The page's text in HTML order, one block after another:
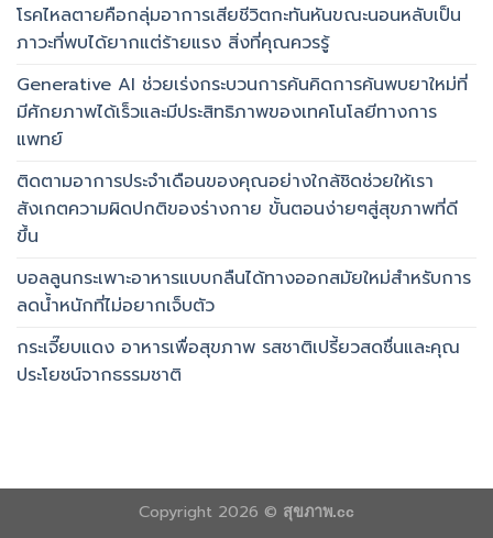
โรคไหลตายคือกลุ่มอาการเสียชีวิตกะทันหันขณะนอนหลับเป็น
ภาวะที่พบได้ยากแต่ร้ายแรง สิ่งที่คุณควรรู้
Generative AI ช่วยเร่งกระบวนการค้นคิดการค้นพบยาใหม่ที่
มีศักยภาพได้เร็วและมีประสิทธิภาพของเทคโนโลยีทางการ
แพทย์
ติดตามอาการประจำเดือนของคุณอย่างใกล้ชิดช่วยให้เรา
สังเกตความผิดปกติของร่างกาย ขั้นตอนง่ายๆสู่สุขภาพที่ดี
ขึ้น
บอลลูนกระเพาะอาหารแบบกลืนได้ทางออกสมัยใหม่สำหรับการ
ลดน้ำหนักที่ไม่อยากเจ็บตัว
กระเจี๊ยบแดง อาหารเพื่อสุขภาพ รสชาติเปรี้ยวสดชื่นและคุณ
ประโยชน์จากธรรมชาติ
Copyright 2026 © สุขภาพ.cc